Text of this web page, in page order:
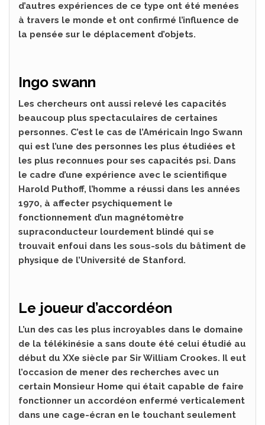
d’autres expériences de ce type ont été menées
à travers le monde et ont confirmé l’influence de
la pensée sur le déplacement d’objets.
Ingo swann
Les chercheurs ont aussi relevé les capacités
beaucoup plus spectaculaires de certaines
personnes. C’est le cas de l’Américain Ingo Swann
qui est l’une des personnes les plus étudiées et
les plus reconnues pour ses capacités psi. Dans
le cadre d’une expérience avec le scientifique
Harold Puthoff, l’homme a réussi dans les années
1970, à affecter psychiquement le
fonctionnement d’un magnétomètre
supraconducteur lourdement blindé qui se
trouvait enfoui dans les sous-sols du bâtiment de
physique de l’Université de Stanford.
Le joueur d’accordéon
L’un des cas les plus incroyables dans le domaine
de la télékinésie a sans doute été celui étudié au
début du XXe siècle par Sir William Crookes. Il eut
l’occasion de mener des recherches avec un
certain Monsieur Home qui était capable de faire
fonctionner un accordéon enfermé verticalement
dans une cage-écran en le touchant seulement